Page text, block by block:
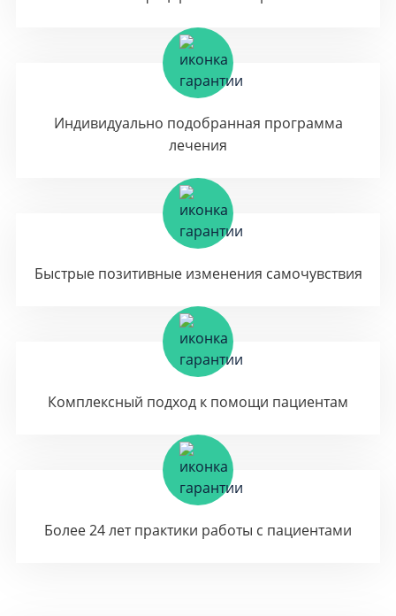
Индивидуально подобранная программа
лечения
Быстрые позитивные изменения самочувствия
Комплексный подход к помощи пациентам
Более 24 лет практики работы с пациентами